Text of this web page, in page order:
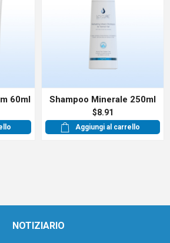
60ml Shampoo Minerale 250ml
$8.91
Aggiungi al carrello
NOTIZIARIO